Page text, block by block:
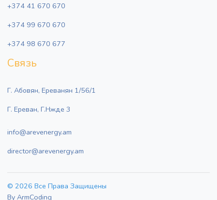
+374 41 670 670
+374 99 670 670
+374 98 670 677
Связь
Г. Абовян, Ереванян 1/56/1
Г. Ереван, Г.Нжде 3
info@arevenergy.am
director@arevenergy.am
© 2026 Все Права Защищены
By ArmCoding